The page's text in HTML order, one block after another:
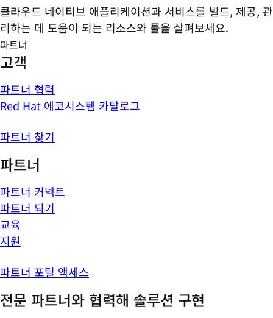
클라우드 네이티브 애플리케이션과 서비스를 빌드, 제공, 관
리하는 데 도움이 되는 리소스와 툴을 살펴보세요.
파트너
고객
파트너 협력
Red Hat 에코시스템 카탈로그
파트너 찾기
파트너
파트너 커넥트
파트너 되기
교육
지원
파트너 포털 액세스
전문 파트너와 협력해 솔루션 구현